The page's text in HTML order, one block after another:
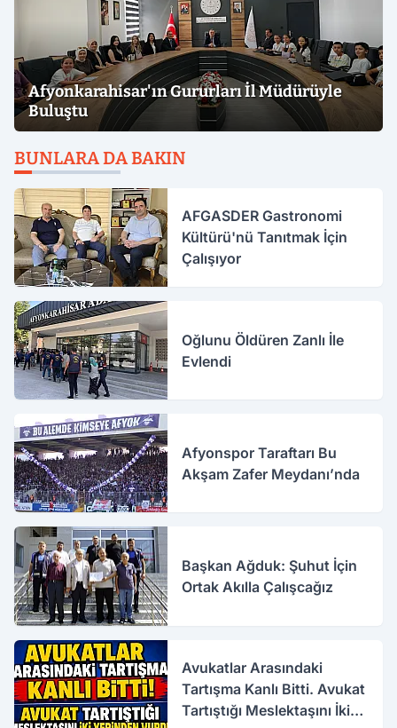
Afyonkarahisar'ın Gururları İl Müdürüyle
Buluştu
BUNLARA DA BAKIN
AFGASDER Gastronomi
Kültürü'nü Tanıtmak İçin
Çalışıyor
Oğlunu Öldüren Zanlı İle
Evlendi
Afyonspor Taraftarı Bu
Akşam Zafer Meydanı’nda
Başkan Ağduk: Şuhut İçin
Ortak Akılla Çalışcağız
Avukatlar Arasındaki
Tartışma Kanlı Bitti. Avukat
Tartıştığı Meslektaşını İki